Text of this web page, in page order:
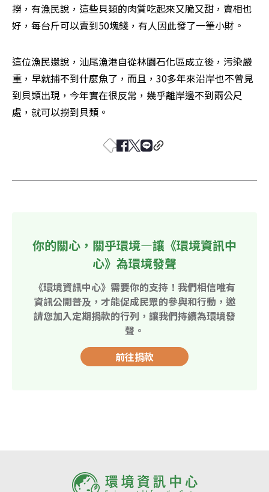
撈，有漁民說，這些貝類的肉質吃起來又脆又甜，賣相也
好，每台斤可以賣到50塊錢，有人因此發了一筆小財。
這位漁民還說，汕尾漁港自從林園石化區成立後，污染嚴
重，早就捕不到什麼魚了，而且，30多年來沿岸也不曾見
到貝類出現，今年實在很反常，幾乎離岸邊不到兩公尺
處，就可以撈到貝類。
你的關心，關乎環境—讓《環境資訊中
心》為環境發聲
《環境資訊中心》需要你的支持！我們相信唯有
資訊公開普及，才能促成民眾的參與和行動，邀
請您加入定期捐款的行列，讓我們持續為環境發
聲。
前往捐款